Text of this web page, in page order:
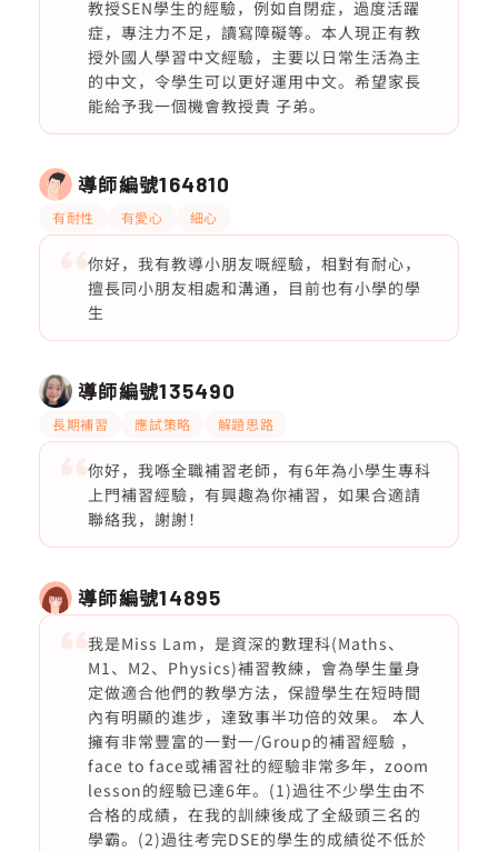
教授SEN學生的經驗，例如自閉症，過度活躍
症，專注力不足，讀寫障礙等。本人現正有教
授外國人學習中文經驗，主要以日常生活為主
的中文，令學生可以更好運用中文。希望家長
能給予我一個機會教授貴 子弟。
導師編號164810
有耐性 有愛心 細心
你好，我有教導小朋友嘅經驗，相對有耐心，
擅長同小朋友相處和溝通，目前也有小學的學
生
導師編號135490
長期補習 應試策略 解題思路
你好，我喺全職補習老師，有6年為小學生專科
上門補習經驗，有興趣為你補習，如果合適請
聯絡我，謝謝！
導師編號14895
我是Miss Lam，是資深的數理科(Maths、
M1、M2、Physics)補習教練，會為學生量身
定做適合他們的教學方法，保證學生在短時間
內有明顯的進步，達致事半功倍的效果。 本人
擁有非常豐富的一對一/Group的補習經驗 ，
face to face或補習社的經驗非常多年，zoom
lesson的經驗已達6年。(1)過往不少學生由不
合格的成績，在我的訓練後成了全級頭三名的
學霸。(2)過往考完DSE的學生的成績從不低於